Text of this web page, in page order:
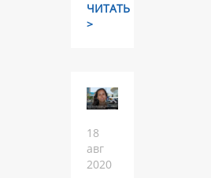
ЧИТАТЬ
>
18
авг
2020